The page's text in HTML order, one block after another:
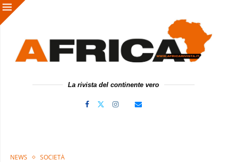
La rivista del continente vero
NEWS SOCIETÀ